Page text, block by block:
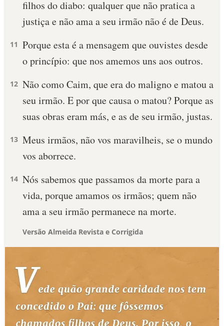
filhos do diabo: qualquer que não pratica a
justiça e não ama a seu irmão não é de Deus.
11 Porque esta é a mensagem que ouvistes desde
o princípio: que nos amemos uns aos outros.
12 Não como Caim, que era do maligno e matou a
seu irmão. E por que causa o matou? Porque as
suas obras eram más, e as de seu irmão, justas.
13 Meus irmãos, não vos maravilheis, se o mundo
vos aborrece.
14 Nós sabemos que passamos da morte para a
vida, porque amamos os irmãos; quem não
ama a seu irmão permanece na morte.
Versão Almeida Revista e Corrigida